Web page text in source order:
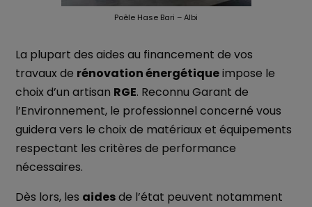
Poêle Hase Bari – Albi
La plupart des aides au financement de vos
travaux de rénovation énergétiqueimpose le
choix d’un artisan RGE. Reconnu Garant de
l’Environnement, le professionnel concerné vous
guidera vers le choix de matériaux et équipements
respectant les critères de performance
nécessaires.
Dès lors, les aidesde l’état peuvent notamment